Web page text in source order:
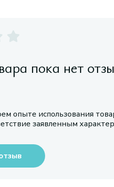
пока нет
опыте использования
заявленным